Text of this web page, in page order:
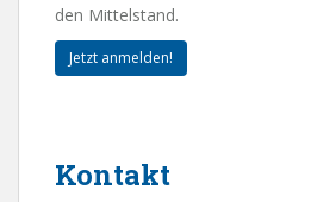
den Mittelstand.
Jetzt anmelden!
Kontakt